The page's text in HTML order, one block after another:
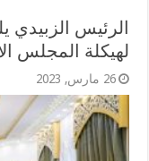
الرئيس الزبيدي
لهيكلة المجلس
26 مارس, 2023